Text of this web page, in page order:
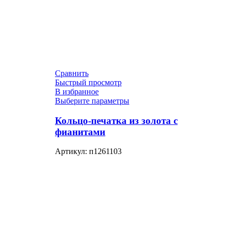
Сравнить
Быстрый просмотр
В избранное
Выберите параметры
Кольцо-печатка из золота с
фианитами
Артикул: п1261103